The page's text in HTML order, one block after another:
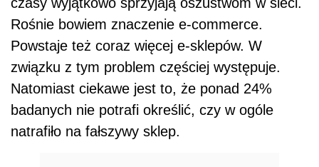
Rośnie bowiem znaczenie e-commerce.
Powstaje też coraz więcej e-sklepów. W
związku z tym problem częściej występuje.
Natomiast ciekawe jest to, że ponad 24%
badanych nie potrafi określić, czy w ogóle
natrafiło na fałszywy sklep.